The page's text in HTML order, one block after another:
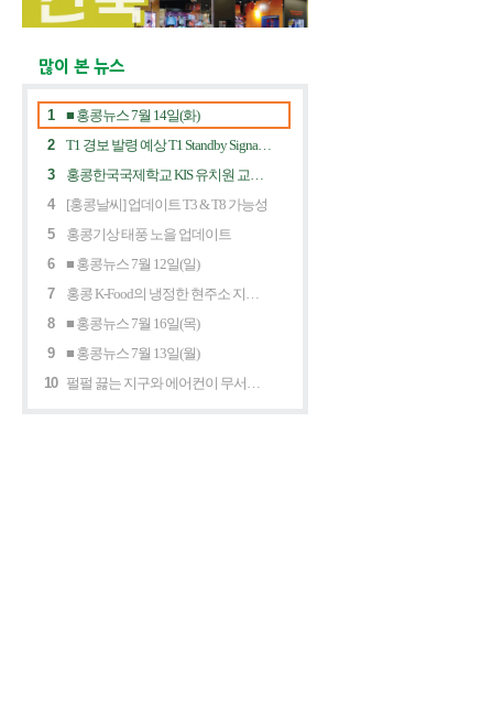
많이 본 뉴스
1
■ 홍콩뉴스 7월 14일(화)
2
3
4
[홍콩날씨] 업데이트 T3 & T8 가능성
5
홍콩기상 태풍 노을 업데이트
6
■ 홍콩뉴스 7월 12일(일)
7
8
■ 홍콩뉴스 7월 16일(목)
9
■ 홍콩뉴스 7월 13일(월)
10